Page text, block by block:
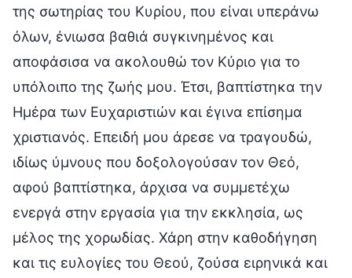
της σωτηρίας του Κυρίου, που είναι υπεράνω
όλων, ένιωσα βαθιά συγκινημένος και
αποφάσισα να ακολουθώ τον Κύριο για το
υπόλοιπο της ζωής μου. Έτσι, βαπτίστηκα την
Ημέρα των Ευχαριστιών και έγινα επίσημα
χριστιανός. Επειδή μου άρεσε να τραγουδώ,
ιδίως ύμνους που δοξολογούσαν τον Θεό,
αφού βαπτίστηκα, άρχισα να συμμετέχω
ενεργά στην εργασία για την εκκλησία, ως
μέλος της χορωδίας. Χάρη στην καθοδήγηση
και τις ευλογίες του Θεού, ζούσα ειρηνικά και